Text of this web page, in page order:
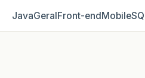
JavaGeralFront‑endMobile